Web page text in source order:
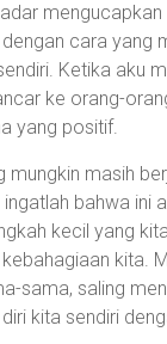
cara yang
Ketika aku
ke orang-
yang positif.
mungkin masih
bahwa ini
kecil yang
kita.
sama, saling
kita sendiri